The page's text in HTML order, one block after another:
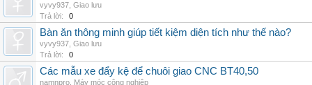
vyvy937 Giao lưu
Trả lời:
0
Bàn ăn thông minh giúp tiết kiệm diện tích như thế nào?
vyvy937 Giao lưu
Trả lời:
0
Các mẫu xe đẩy kệ để chuôi giao CNC BT40,50
namnpro Máy móc công nghiệp